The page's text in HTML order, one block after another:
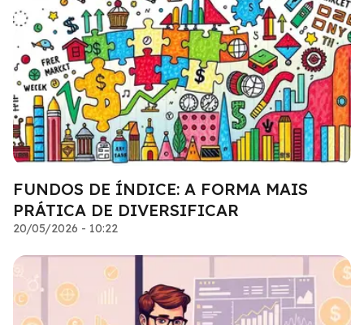
FUNDOS DE ÍNDICE: A FORMA MAIS
PRÁTICA DE DIVERSIFICAR
20/05/2026 - 10:22